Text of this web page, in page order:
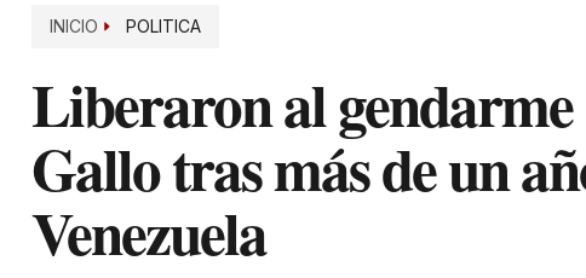
INICIO POLITICA
Liberaron al
Gallo tras más de un
Venezuela